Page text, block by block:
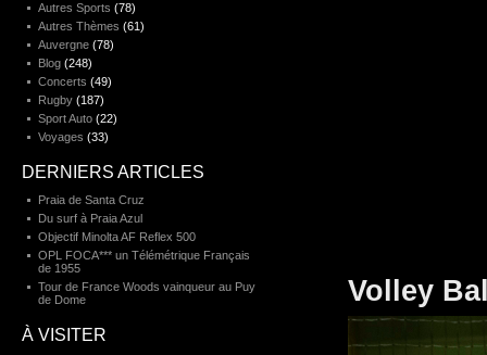
Volley
Autres Sports (78)
Autres Thèmes (61)
Auvergne (78)
Blog (248)
Concerts (49)
Rugby (187)
Sport Auto (22)
Voyages (33)
DERNIERS ARTICLES
Praia de Santa Cruz
Du surf à Praia Azul
Objectif Minolta AF Reflex 500
OPL FOCA*** un Télémétrique Français
de 1955
Tour de France Woods vainqueur au Puy
de Dome
À VISITER